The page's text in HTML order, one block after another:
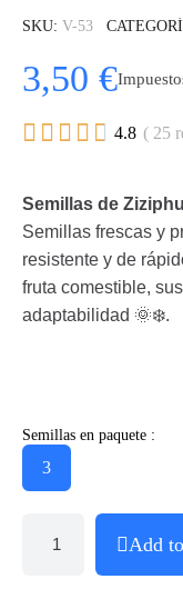
SKU V-53
3,50 €
     4.8 ( 25
Semillas de
Semillas frescas y
resistente y de
fruta comestible,
adaptabilidad 🌞❄️.
Semillas en paquete :
3
Add